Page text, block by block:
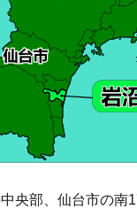
央部、仙台市の南